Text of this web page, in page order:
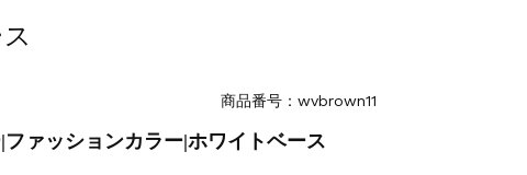
商品番号：wvbrown11
ァッションカラー|ホワイトベース